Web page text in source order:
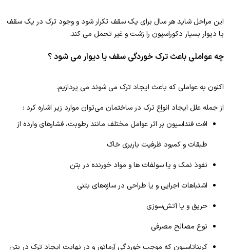
این مراحل شاید هر سال برای یک سقف تکرار شود و وجود ترک در یک سقف
یا دیوار بسیار دکوراسیون را زشت و غیر تحمل می کند.
چه عواملی باعث ترک خوردگی سقف یا دیوار می شود ؟
اکنون به عواملی که باعث ایجاد ترک می شوند می پردازیم.
از جمله علل ایجاد انواع ترک در ساختمان می‌توان موارد زیر اشاره کرد :
افت فنداسیون بر اثر عوامل مختلف مانند رطوبت، فشارهای وارده از
طبقات و کمبود ظرفیت باربری خاک
نفوذ نمک و یا سولفات ها و مواد خورنده در بتن
اشتباهات اجرایی و یا طراحی در سازه‌های بتنی
حریق و یا آتش‌سوزی
نوع مصالح مصرفی
کربناتاسیون که موجب خوردگی آرماتور و در نهایت ایجاد ترک در بتن